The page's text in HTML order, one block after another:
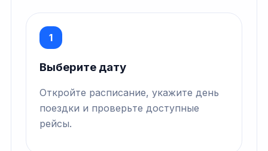
1
Выберите дату
Откройте расписание, укажите день
поездки и проверьте доступные
рейсы.